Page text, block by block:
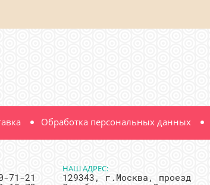
Обработка персональных данных
71-21
НАШ АДРЕС:
129343, г.Москва, проезд